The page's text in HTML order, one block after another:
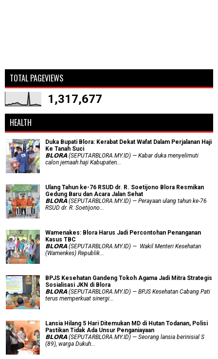
TOTAL PAGEVIEWS
1,317,677
HEALTH
Duka Bupati Blora: Kerabat Dekat Wafat Dalam Perjalanan Haji
Ke Tanah Suci
𝗕𝗟𝗢𝗥𝗔 (SEPUTARBLORA.MY.ID) — Kabar duka menyelimuti
calon jemaah haji Kabupaten...
Ulang Tahun ke-76 RSUD dr. R. Soetijono Blora Resmikan
Gedung Baru dan Acara Jalan Sehat
𝗕𝗟𝗢𝗥𝗔 (SEPUTARBLORA.MY.ID) — Perayaan ulang tahun ke-76
RSUD dr. R. Soetijono...
Wamenakes: Blora Harus Jadi Percontohan Penanganan
Kasus TBC
𝗕𝗟𝗢𝗥𝗔 (SEPUTARBLORA.MY.ID) — Wakil Menteri Kesehatan
(Wamenkes) Republik...
BPJS Kesehatan Gandeng Tokoh Agama Jadi Mitra Strategis
Sosialisasi JKN di Blora
𝗕𝗟𝗢𝗥𝗔 (SEPUTARBLORA.MY.ID) — BPJS Kesehatan Cabang Pati
terus memperkuat sinergi...
Lansia Hilang 5 Hari Ditemukan MD di Hutan Todanan, Polisi
Pastikan Tidak Ada Unsur Penganiayaan
𝗕𝗟𝗢𝗥𝗔 (SEPUTARBLORA.MY.ID) — Seorang lansia berinisial S
(89), warga Dukuh...